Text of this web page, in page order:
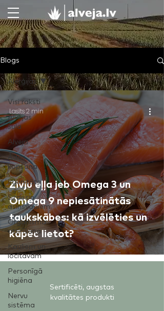
Blogs
Visi raksti
Alvejas
sula
Alveja
Ādas
kopšana
Imunitāte
Sirdij un
asinsvadiem
Organisma
attīrīšana
Kauliem un
locītavām
Personīgā
higiēna
Nervu
sistēma
Alerģijas
Zivju eļļa jeb Omega 3 un
Omega 9 nepiesātinātās
taukskābes: kā izvēlēties un
kāpēc lietot?
Lasīts 2 min
Sertificēti, augstas
kvalitātes produkti